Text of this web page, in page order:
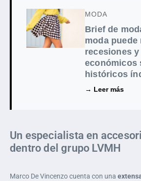
MODA
Brief de
moda puede
recesiones
económicos
históricos
→ Leer más
Un especialista en
dentro del grupo LVMH
Marco De Vincenzo cuenta con una